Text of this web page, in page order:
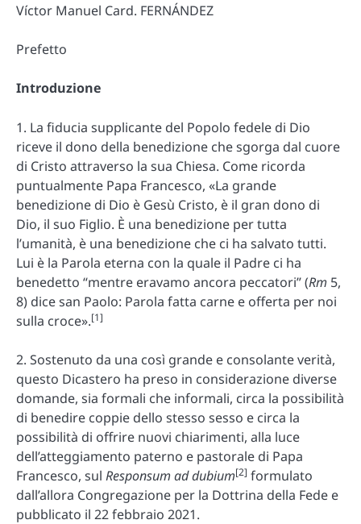
Víctor Manuel Card. FERNÁNDEZ
Prefetto
Introduzione
1. La fiducia supplicante del Popolo fedele di Dio
riceve il dono della benedizione che sgorga dal cuore
di Cristo attraverso la sua Chiesa. Come ricorda
puntualmente Papa Francesco, «La grande
benedizione di Dio è Gesù Cristo, è il gran dono di
Dio, il suo Figlio. È una benedizione per tutta
l’umanità, è una benedizione che ci ha salvato tutti.
Lui è la Parola eterna con la quale il Padre ci ha
benedetto “mentre eravamo ancora peccatori” (Rm 5,
8) dice san Paolo: Parola fatta carne e offerta per noi
sulla croce».[1]
2. Sostenuto da una così grande e consolante verità,
questo Dicastero ha preso in considerazione diverse
domande, sia formali che informali, circa la possibilità
di benedire coppie dello stesso sesso e circa la
possibilità di offrire nuovi chiarimenti, alla luce
dell’atteggiamento paterno e pastorale di Papa
Francesco, sul Responsum ad dubium[2] formulato
dall’allora Congregazione per la Dottrina della Fede e
pubblicato il 22 febbraio 2021.